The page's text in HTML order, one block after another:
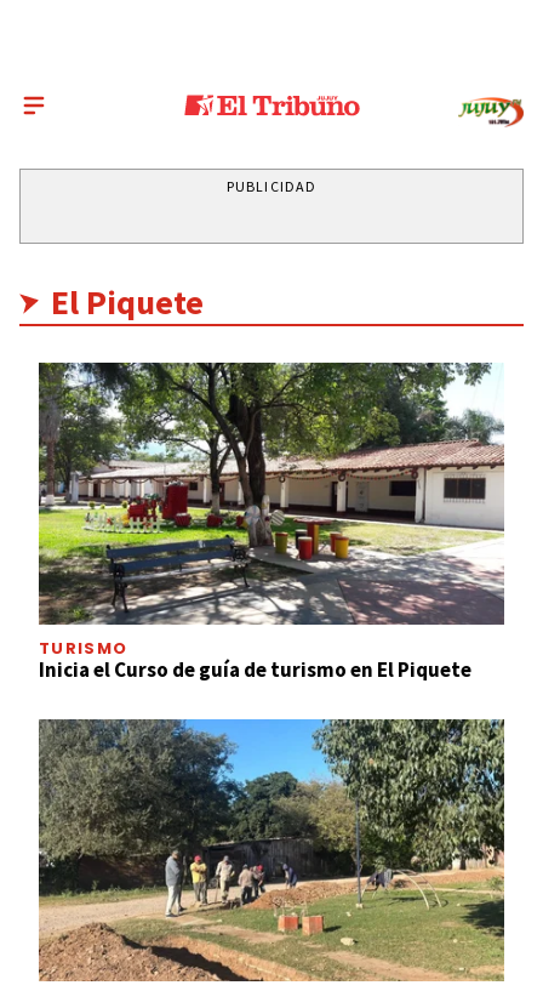
PUBLICIDAD
El Piquete
TURISMO
Inicia el Curso de guía de turismo en El Piquete